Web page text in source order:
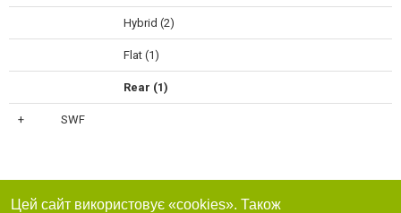
Hybrid (2)
Flat (1)
Rear (1)
SWF
Цей сайт використовує «cookies». Також